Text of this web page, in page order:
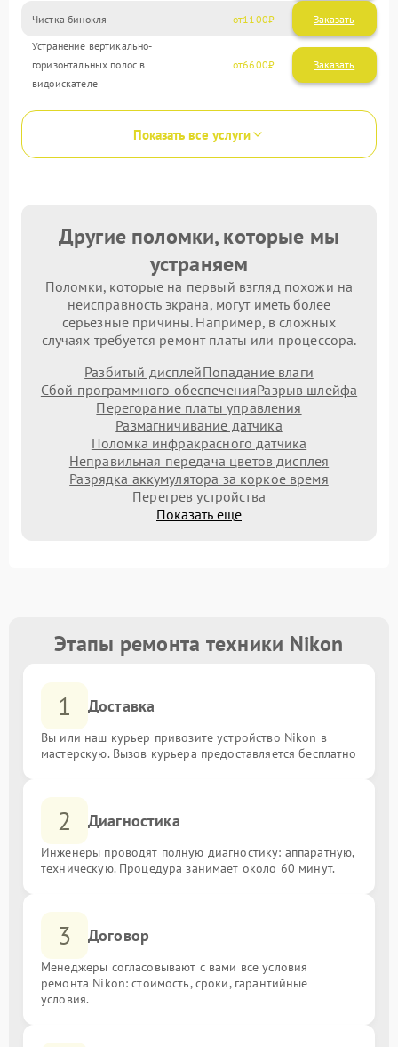
Чистка бинокля 1100
Устранение вертикально-
горизонтальных полос в
видоискателе
6600
Показать все услуги
Другие поломки, которые мы
устраняем
Поломки, которые на первый взгляд похожи на
неисправность экрана, могут иметь более
серьезные причины. Например, в сложных
случаях требуется ремонт платы или процессора.
Разбитый дисплейПопадание влаги
Сбой программного обеспеченияРазрыв шлейфа
Перегорание платы управления
Размагничивание датчика
Поломка инфракрасного датчика
Неправильная передача цветов дисплея
Разрядка аккумулятора за коркое время
Перегрев устройства
Показать еще
Этапы ремонта техники Nikon
1 Доставка
Вы или наш курьер привозите устройство Nikon в
мастерскую. Вызов курьера предоставляется бесплатно
2 Диагностика
Инженеры проводят полную диагностику: аппаратную,
техническую. Процедура занимает около 60 минут.
3 Договор
Менеджеры согласовывают с вами все условия
ремонта Nikon: стоимость, сроки, гарантийные
условия.